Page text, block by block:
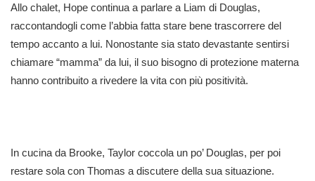
Allo chalet, Hope continua a parlare a Liam di Douglas,
raccontandogli come l’abbia fatta stare bene trascorrere del
tempo accanto a lui. Nonostante sia stato devastante sentirsi
chiamare “mamma” da lui, il suo bisogno di protezione materna
hanno contribuito a rivedere la vita con più positività.
In cucina da Brooke, Taylor coccola un po’ Douglas, per poi
restare sola con Thomas a discutere della sua situazione.